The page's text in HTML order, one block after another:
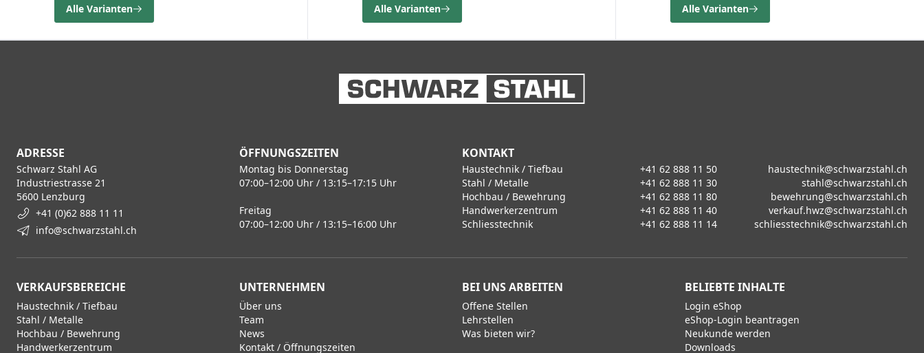
Alle Varianten Alle Varianten Alle Varianten
ADRESSE
Schwarz Stahl AG
Industriestrasse 21
5600 Lenzburg
+41 (0)62 888 11 11
info@schwarzstahl.ch
ÖFFNUNGSZEITEN
Montag bis Donnerstag
07:00–12:00 Uhr / 13:15–17:15 Uhr
Freitag
07:00–12:00 Uhr / 13:15–16:00 Uhr
KONTAKT
Haustechnik / Tiefbau +41 62 888 11 50
haustechnik@schwarzstahl.ch
Stahl / Metalle
+41 62 888 11 30
stahl@schwarzstahl.ch
Hochbau / Bewehrung
+41 62 888 11 80
bewehrung@schwarzstahl.ch
Handwerkerzentrum
+41 62 888 11 40
verkauf.hwz@schwarzstahl.ch
Schliesstechnik
+41 62 888 11 14 schliesstechnik@schwarzstahl.ch
VERKAUFSBEREICHE
Haustechnik / Tiefbau
Stahl / Metalle
Hochbau / Bewehrung
Handwerkerzentrum
UNTERNEHMEN
Über uns
Team
News
Kontakt / Öffnungszeiten
BEI UNS ARBEITEN
Offene Stellen
Lehrstellen
Was bieten wir?
BELIEBTE INHALTE
Login eShop
eShop-Login beantragen
Neukunde werden
Downloads